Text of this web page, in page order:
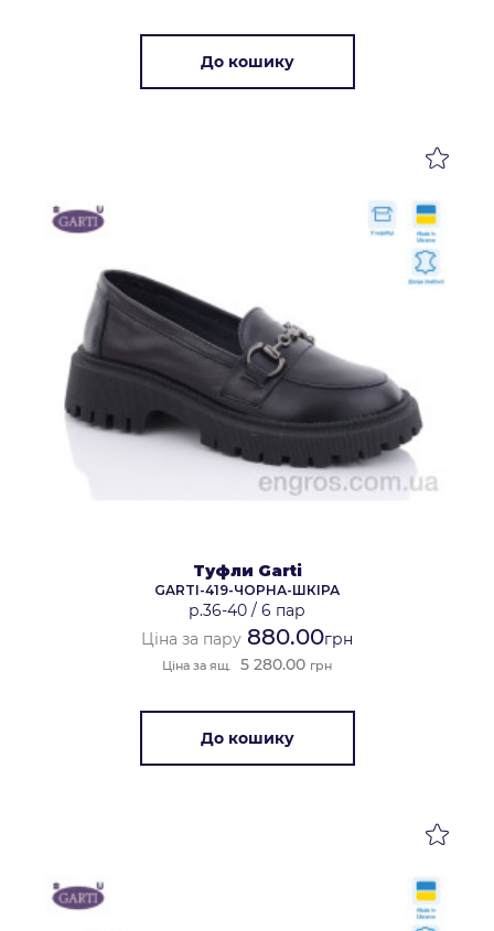
До кошику
Туфли Garti
GARTI-419-ЧОРНА-ШКІРА
р.36-40 / 6 пар
Ціна за пару 880.00грн
Ціна за ящ. 5 280.00 грн
До кошику